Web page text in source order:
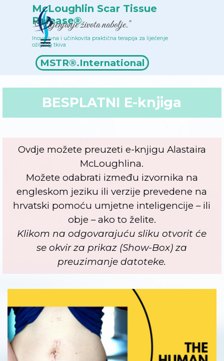
Idi na sadržajMcLoughlin Scar Tissue
Release®
MSTR®.International
"Mijenjanje života nabolje."
Popis terapeuta
Inovativna i učinkovita praktična terapija za liječenje
ožiljnog tkiva
Preskoči izbornik
BESPLATNI E-knjiga
Ovdje možete preuzeti e-knjigu Alastaira
McLoughlina.
Možete odabrati između izvornika na
engleskom jeziku ili verzije prevedene na
hrvatski pomoću umjetne inteligencije – ili
obje – ako to želite.
Klikom na odgovarajuću sliku otvorit će
se okvir za prikaz (Show-Box) za
preuzimanje datoteke.